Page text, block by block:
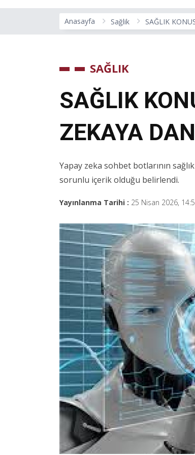
Anasayfa Sağlik SAĞLIK
SAĞLIK
SAĞLIK
ZEKAYA
Yapay zeka sohbet botlarının
sorunlu içerik olduğu belirlendi.
Yayınlanma Tarihi : 25 Nisan 2026,